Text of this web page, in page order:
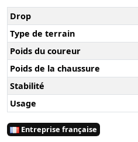
Drop
Type de terrain
Poids du coureur
Poids de la chaussure
Stabilité
Usage
Entreprise française